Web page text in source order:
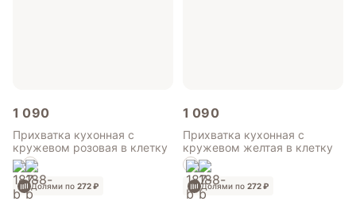
1 090
Прихватка кухонная с
кружевом розовая в клетку
Долями по272 ₽
1 090
Прихватка кухонная с
кружевом желтая в клетку
Долями по 272 ₽